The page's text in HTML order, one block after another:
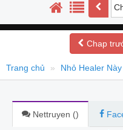
Chap
Trang chủ Nhỏ Healer
Nettruyen ()